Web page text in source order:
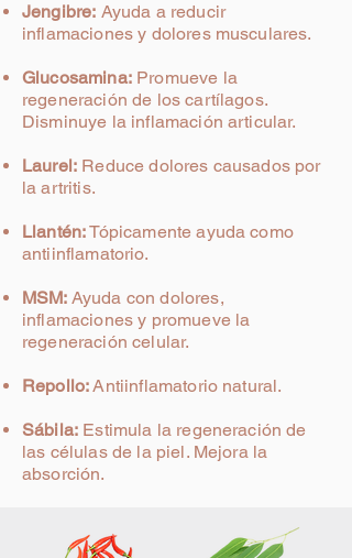
Jengibre: Ayuda a reducir
inflamaciones y dolores musculares.
Glucosamina:Promueve la
regeneración de loscartílagos.
Disminuye la inflamación articular.
Laurel: Reduce dolores causados por
la artritis.
Llantén:Tópicamente ayuda como
antiinflamatorio.
MSM: Ayuda con dolores,
inflamaciones y promueve la
regeneración celular.
Repollo:Antiinflamatorio natural.
Sábila: Estimula la regeneración de
las células de la piel. Mejora la
absorción.